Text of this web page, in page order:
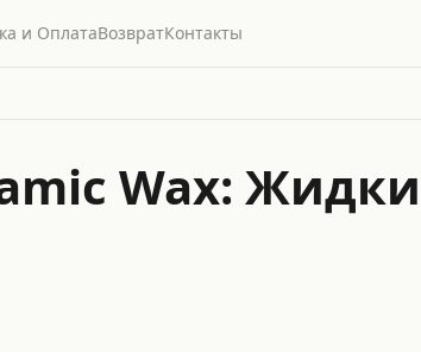
и ОплатаВозвратКонтакты
Wax: